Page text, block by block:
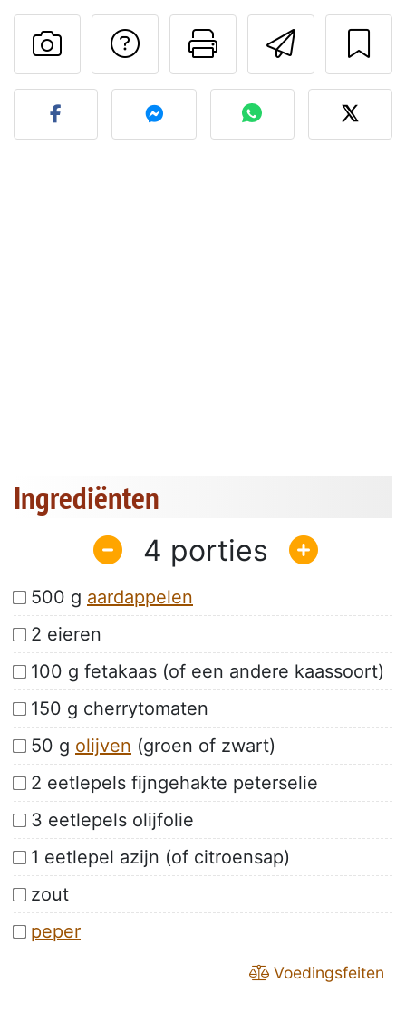
Stuur
Print deze
Stel een vraag
Plaats je foto van dit
Ingrediënten
4
500 g aardappelen
2 eieren
100 g fetakaas (of een andere kaassoort)
150 g cherrytomaten
50 g olijven (groen of zwart)
2 eetlepels fijngehakte peterselie
3 eetlepels olijfolie
1 eetlepel azijn (of citroensap)
zout
peper
Voedingsfeiten